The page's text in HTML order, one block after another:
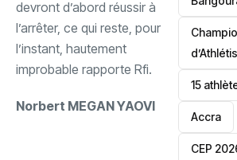
devront d’abord réussir à
l’arrêter, ce qui reste, pour
l’instant, hautement
improbable rapporte Rfi.
Norbert MEGAN YAOVI
15
Accra
‎CEP